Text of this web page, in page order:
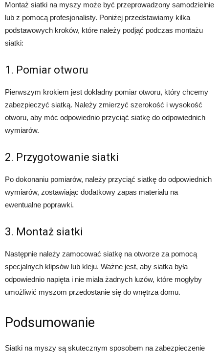
Montaż siatki na myszy może być przeprowadzony samodzielnie
lub z pomocą profesjonalisty. Poniżej przedstawiamy kilka
podstawowych kroków, które należy podjąć podczas montażu
siatki:
1. Pomiar otworu
Pierwszym krokiem jest dokładny pomiar otworu, który chcemy
zabezpieczyć siatką. Należy zmierzyć szerokość i wysokość
otworu, aby móc odpowiednio przyciąć siatkę do odpowiednich
wymiarów.
2. Przygotowanie siatki
Po dokonaniu pomiarów, należy przyciąć siatkę do odpowiednich
wymiarów, zostawiając dodatkowy zapas materiału na
ewentualne poprawki.
3. Montaż siatki
Następnie należy zamocować siatkę na otworze za pomocą
specjalnych klipsów lub kleju. Ważne jest, aby siatka była
odpowiednio napięta i nie miała żadnych luzów, które mogłyby
umożliwić myszom przedostanie się do wnętrza domu.
Podsumowanie
Siatki na myszy są skutecznym sposobem na zabezpieczenie